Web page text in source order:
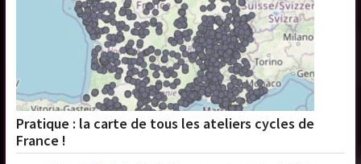
Pratique : la carte de tous les ateliers cycles de
France !